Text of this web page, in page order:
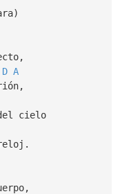
D A
cielo